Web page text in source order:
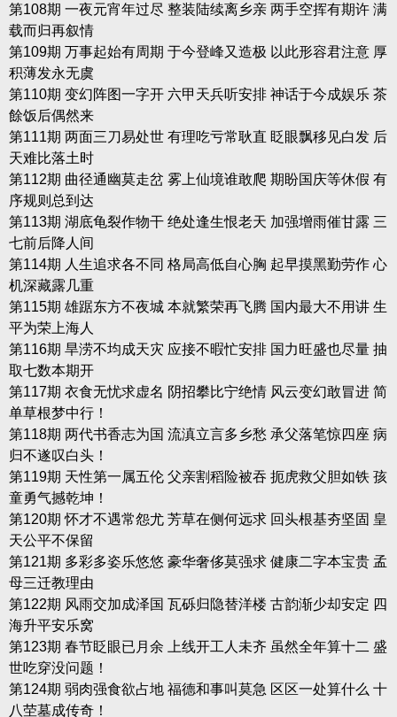
第108期 一夜元宵年过尽 整装陆续离乡亲 两手空挥有期许 满
载而归再叙情
第109期 万事起始有周期 于今登峰又造极 以此形容君注意 厚
积薄发永无虞
第110期 变幻阵图一字开 六甲天兵听安排 神话于今成娱乐 茶
餘饭后偶然来
第111期 两面三刀易处世 有理吃亏常耿直 眨眼飘移见白发 后
天难比落土时
第112期 曲径通幽莫走岔 雾上仙境谁敢爬 期盼国庆等休假 有
序规则总到达
第113期 湖底龟裂作物干 绝处逢生恨老天 加强增雨催甘露 三
七前后降人间
第114期 人生追求各不同 格局高低自心胸 起早摸黑勤劳作 心
机深藏露几重
第115期 雄踞东方不夜城 本就繁荣再飞腾 国内最大不用讲 生
平为荣上海人
第116期 旱涝不均成天灾 应接不暇忙安排 国力旺盛也尽量 抽
取七数本期开
第117期 衣食无忧求虚名 阴招攀比宁绝情 风云变幻敢冒进 简
单草根梦中行！
第118期 两代书香志为国 流滇立言多乡愁 承父落笔惊四座 病
归不遂叹白头！
第119期 天性第一属五伦 父亲割稻险被吞 扼虎救父胆如铁 孩
童勇气撼乾坤！
第120期 怀才不遇常怨尤 芳草在侧何远求 回头根基夯坚固 皇
天公平不保留
第121期 多彩多姿乐悠悠 豪华奢侈莫强求 健康二字本宝贵 孟
母三迁教理由
第122期 风雨交加成泽国 瓦砾归隐替洋楼 古韵渐少却安定 四
海升平安乐窝
第123期 春节眨眼已月余 上线开工人未齐 虽然全年算十二 盛
世吃穿没问题！
第124期 弱肉强食欲占地 福德和事叫莫急 区区一处算什么 十
八茔墓成传奇！